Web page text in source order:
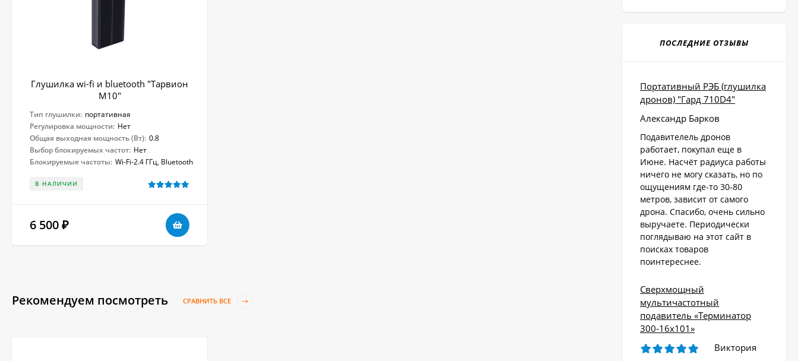
Глушилка wi-fi и bluetooth "Тарвион
M10"
Тип глушилки: портативная
Регулировка мощности: Нет
Общая выходная мощность (Вт): 0.8
Выбор блокируемых частот: Нет
Блокируемые частоты: Wi-Fi-2.4 ГГц, Bluetooth
В НАЛИЧИИ
6 500 ₽
Рекомендуем посмотреть СРАВНИТЬ ВСЕ
ПОСЛЕДНИЕ ОТЗЫВЫ
Портативный РЭБ (глушилка
дронов) "Гард 710D4"
Александр Барков
Подавителель дронов
работает, покупал еще в
Июне. Насчёт радиуса работы
ничего не могу сказать, но по
ощущениям где-то 30-80
метров, зависит от самого
дрона. Спасибо, очень сильно
выручаете. Периодически
поглядываю на этот сайт в
поисках товаров
поинтереснее.
Сверхмощный
мультичастотный
подавитель «Терминатор
300-16х101»
Виктория